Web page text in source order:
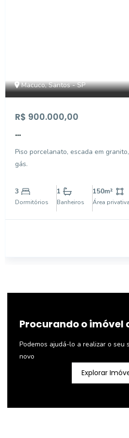
Macuco, Santos - SP
R$ 900.000,00
...
Piso porcelanato, escada em
gás.
3
Dormitórios
1
Banheiros
150m²
Área privativa
Procurando o imóvel
Podemos ajudá-lo a realizar o seu
novo
Explorar